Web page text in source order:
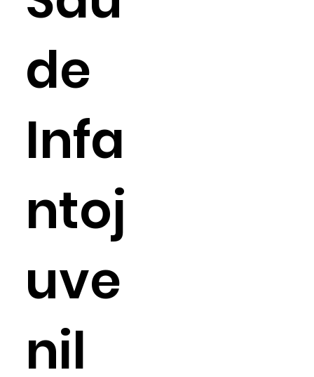
de
Infa
ntoj
uve
nil